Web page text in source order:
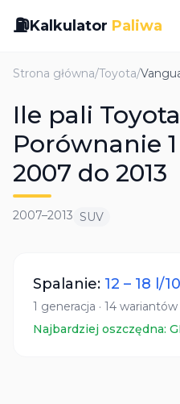
⛽Kalkulator Paliwa
Strona główna/Toyota/
Ile pali
Porównanie
2007 do 2013
2007–2013 SUV
Spalanie: 12 – 18 l/
1 generacja · 14 wariantów
Najbardziej oszczędna: